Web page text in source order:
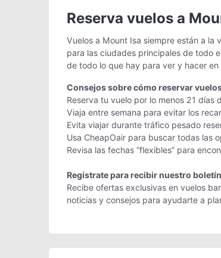
Reserva vuelos a
Vuelos a Mount Isa siempre están a
para las ciudades principales de todo
de todo lo que hay para ver y hacer
Consejos sobre cómo reservar
Reserva tu vuelo por lo menos 21
Viaja entre semana para evitar los
Evita viajar durante tráfico pesado
Usa CheapOair para buscar todas las
Revisa las fechas “flexibles” para
Regístrate para recibir nuestro
Recibe ofertas exclusivas en vuelos
noticias y consejos para ayudarte a